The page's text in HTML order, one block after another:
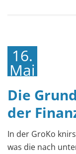
16.
Mai
2019
Die
der
In der GroKo
was die nach